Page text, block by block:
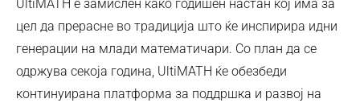
UltiMATH е замислен како годишен настан кој има за
цел да прерасне во традиција што ќе инспирира идни
генерации на млади математичари. Со план да се
одржува секоја година, UltiMATH ќе обезбеди
континуирана платформа за поддршка и развој на